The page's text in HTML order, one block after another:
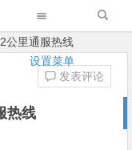
设置菜单
公里通服热线
热线
发表评论